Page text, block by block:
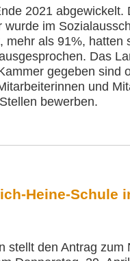
2021 abgewickelt.
wurde im
mehr als 91%, hatten
Das
gegeben sind
und
bewerben.
Heine-Schule
stellt den Antrag zum